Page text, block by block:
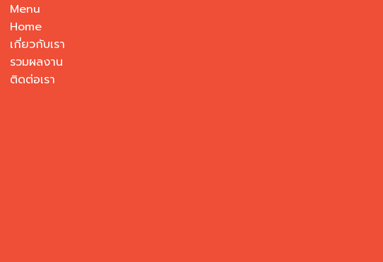
Menu
Home
เกี่ยวกับเรา
รวมผลงาน
ติดต่อเรา